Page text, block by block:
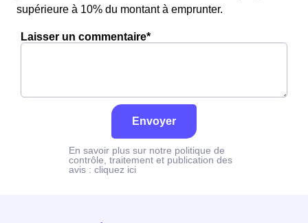
supérieure à 10% du montant à emprunter.
Laisser un commentaire*
Envoyer
En savoir plus sur notre politique de
contrôle, traitement et publication des
avis : cliquez ici